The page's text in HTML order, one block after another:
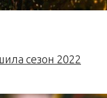
сезон 2022